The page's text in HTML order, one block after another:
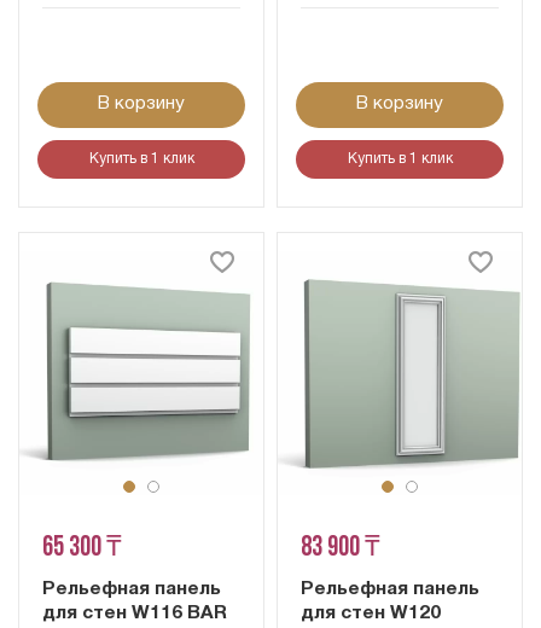
В корзину
Купить в 1 клик
В корзину
Купить в 1 клик
65 300 ₸
Рельефная панель
для стен W116 BAR
83 900 ₸
Рельефная панель
для стен W120